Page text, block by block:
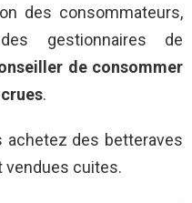
des consommateurs,
gestionnaires de
de consommer
.
achetez des betteraves
vendues cuites.